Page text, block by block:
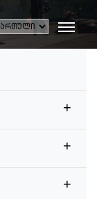
+
+
+